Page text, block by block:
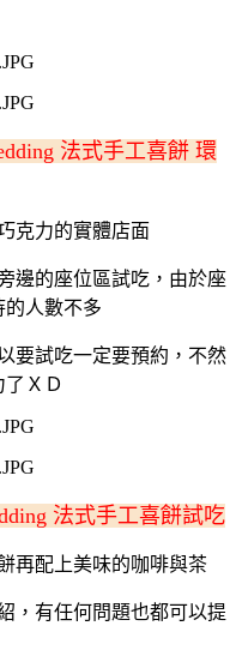
法式手工喜餅 環
克力的實體店面
邊的座位區試吃，由於座
人數不多
要試吃一定要預約，不然
ＸＤ
法式手工喜餅試吃
再配上美味的咖啡與茶
，有任何問題也都可以提